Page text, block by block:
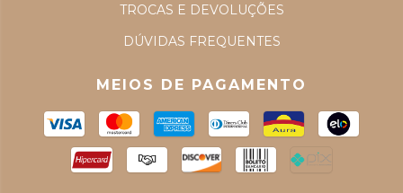
TROCAS E DEVOLUÇÕES
DÚVIDAS FREQUENTES
MEIOS DE PAGAMENTO